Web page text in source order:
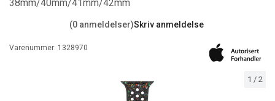
1 / 2
38mm/40mm/41mm/42mm
(0 anmeldelser)Skriv anmeldelse
Varenummer: 1328970